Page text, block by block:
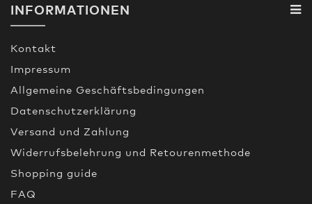
INFORMATIONEN
Kontakt
Impressum
Allgemeine Geschäftsbedingungen
Datenschutzerklärung
Versand und Zahlung
Widerrufsbelehrung und Retourenmethode
Shopping guide
FAQ